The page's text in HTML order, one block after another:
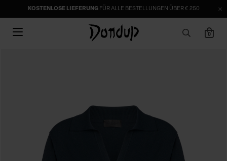
KOSTENLOSE LIEFERUNGFÜR ALLE BESTELLUNGEN ÜBER € 250
0